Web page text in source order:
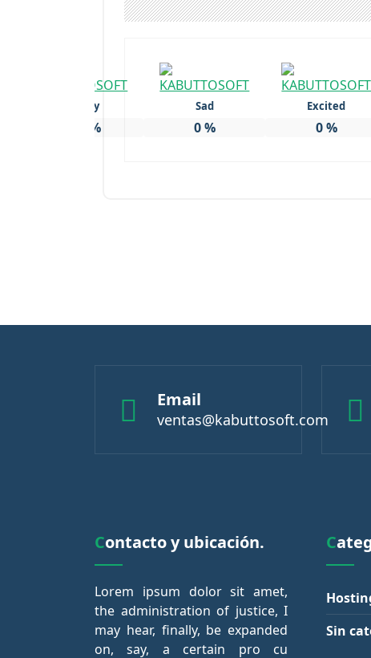
Happy
%
Sad
0%
Excited
0%
Email
ventas@kabuttosoft.com
Contacto y ubicación.
Lorem ipsum dolor sit amet,
the administration of justice, I
may hear, finally, be expanded
on, say, a certain pro cu
Sin